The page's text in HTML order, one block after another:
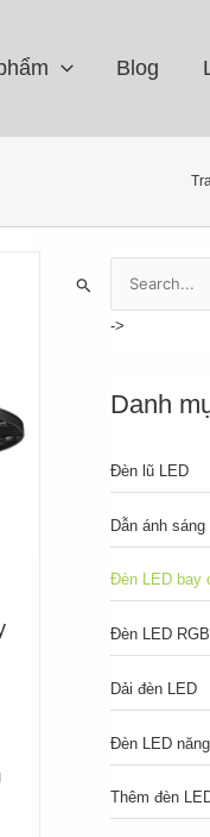
Blog
a
c
r
:
Danh
Đèn lũ LED
Dẫn ánh
Đèn LED bay
Đèn LED RGB
Dải đèn LED
Đèn LED
Thêm đèn